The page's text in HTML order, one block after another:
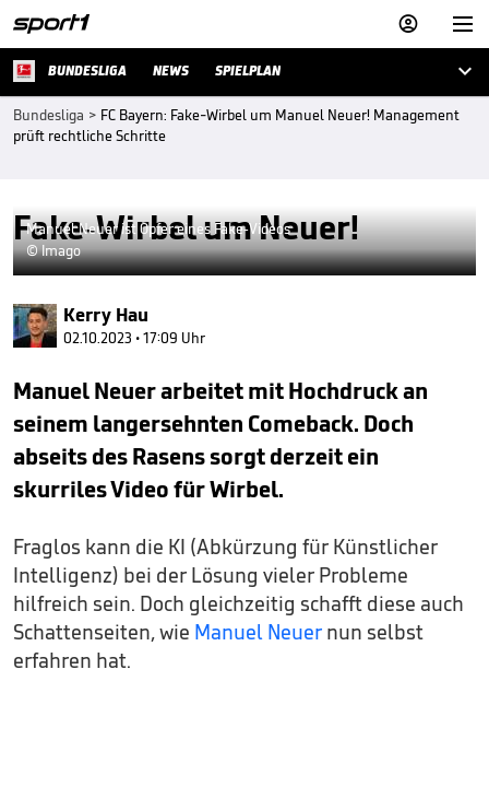


BUNDESLIGA NEWS SPIELPLAN 
Bundesliga > FC Bayern: Fake-Wirbel um Manuel Neuer! Management
prüft rechtliche Schritte
Fake-Wirbel um Neuer!
Manuel Neuer ist Opfer eines Fake-Videos
© Imago
Kerry Hau
02.10.2023 • 17:09 Uhr
Manuel Neuer arbeitet mit Hochdruck an
seinem langersehnten Comeback. Doch
abseits des Rasens sorgt derzeit ein
skurriles Video für Wirbel.
Fraglos kann die KI (Abkürzung für Künstlicher
Intelligenz) bei der Lösung vieler Probleme
hilfreich sein. Doch gleichzeitig schafft diese auch
Schattenseiten, wie Manuel Neuer nun selbst
erfahren hat.